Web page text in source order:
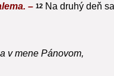
–12 Na druhý deň
v mene Pánovom,